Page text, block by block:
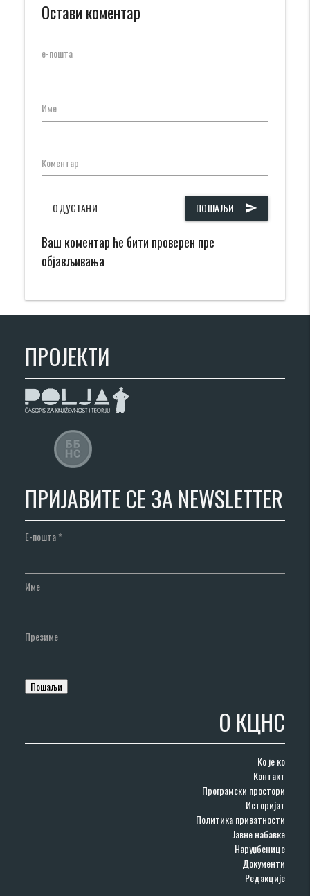
Остави коментар
е-пошта
Име
Коментар
ПОШАЉИ send
ОДУСТАНИ
Ваш коментар ће бити проверен пре
објављивања
ПРОЈЕКТИ
ПРИЈАВИТЕ СЕ ЗА NEWSLETTER
Е-пошта*
Име
Презиме
О КЦНС
Ко је ко
Контакт
Програмски простори
Историјат
Политика приватности
Јавне набавке
Наруџбенице
Документи
Редакције